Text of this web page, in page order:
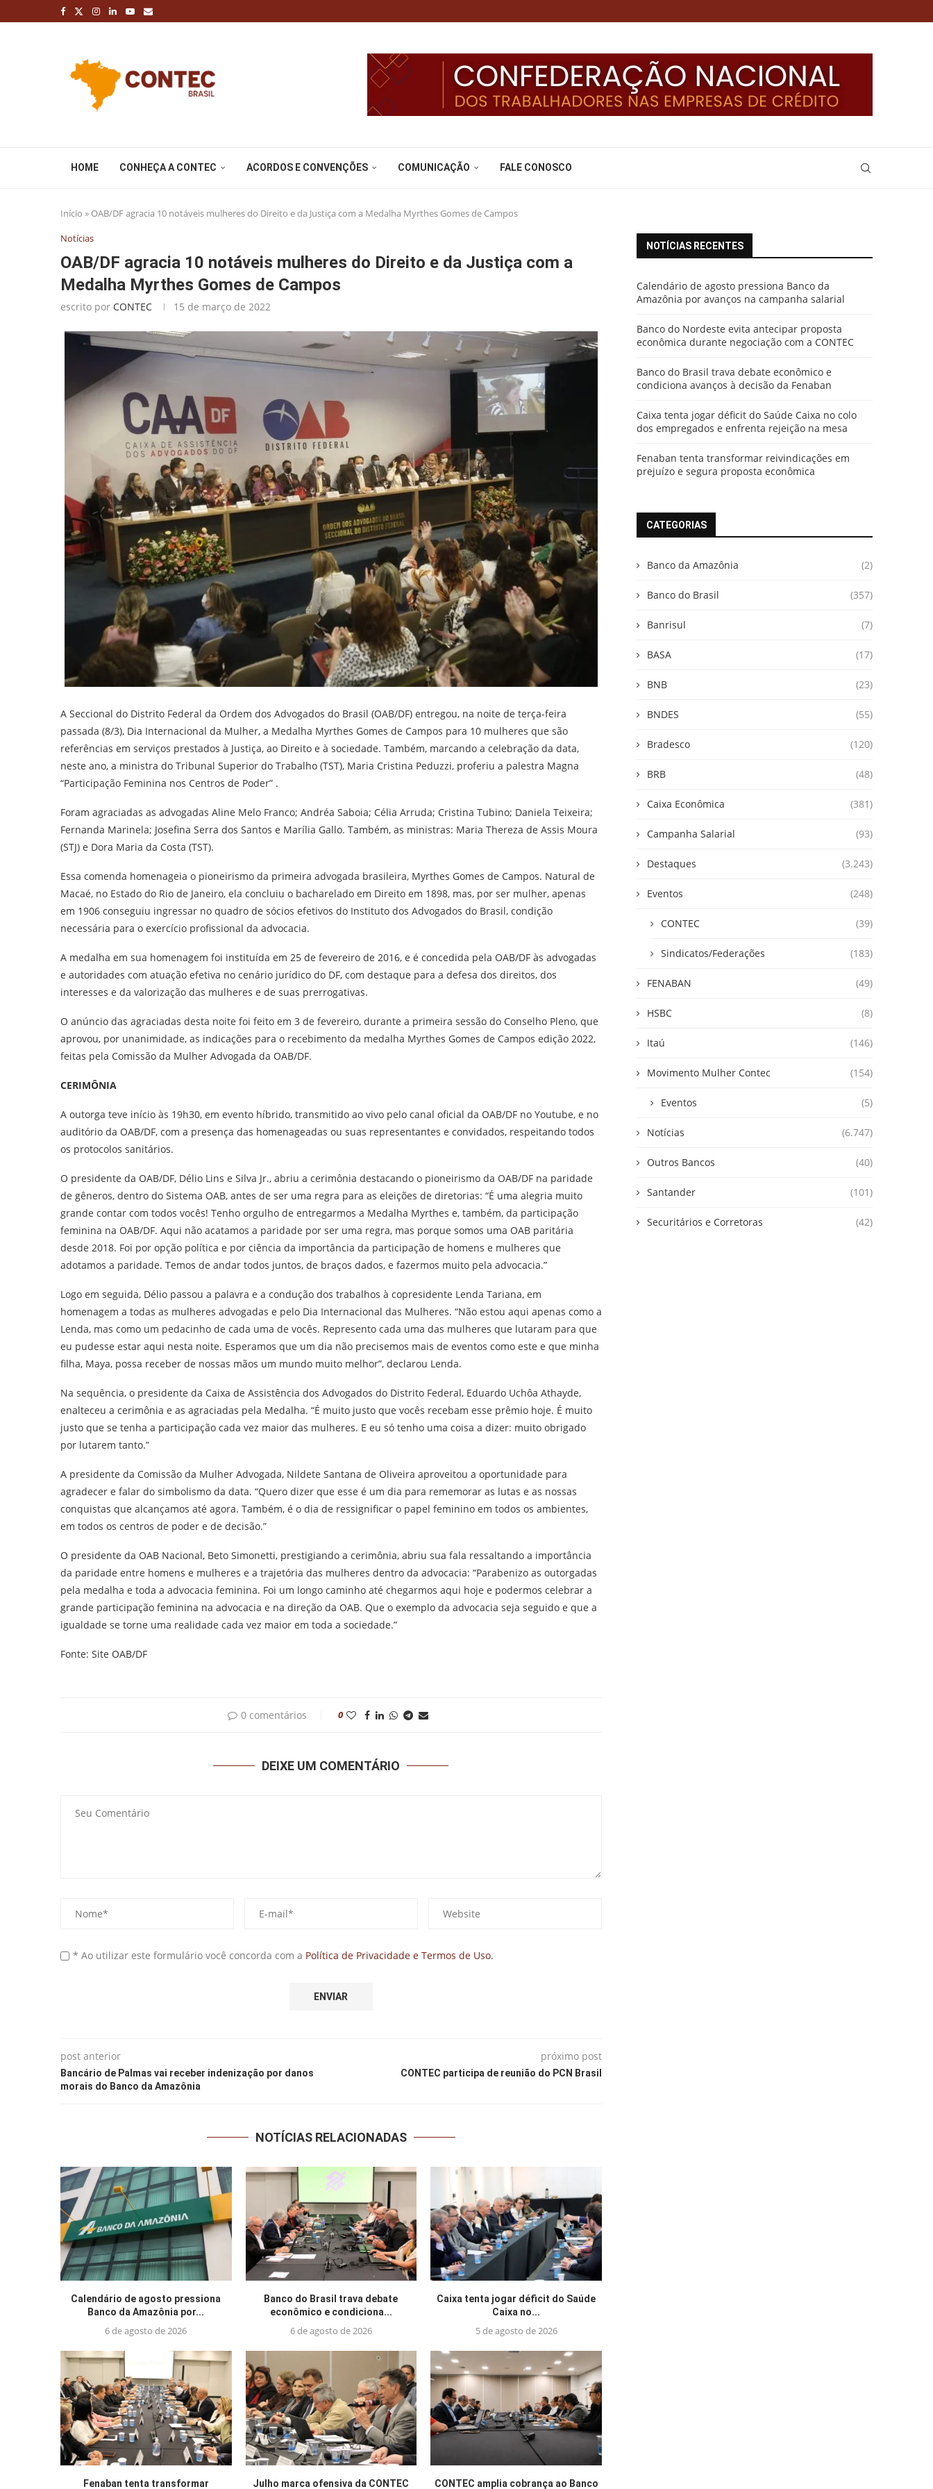
HOME CONHEÇA A CONTEC ACORDOS E CONVENÇÕES COMUNICAÇÃO FALE CONOSCO
Início » OAB/DF agracia 10 notáveis mulheres do Direito e da Justiça com a Medalha Myrthes Gomes de Campos
Notícias
OAB/DF agracia 10 notáveis mulheres do Direito e da Justiça com a
Medalha Myrthes Gomes de Campos
escrito por CONTEC 15 de março de 2022
A Seccional do Distrito Federal da Ordem dos Advogados do Brasil (OAB/DF) entregou, na noite de terça-feira
passada (8/3), Dia Internacional da Mulher, a Medalha Myrthes Gomes de Campos para 10 mulheres que são
referências em serviços prestados à Justiça, ao Direito e à sociedade. Também, marcando a celebração da data,
neste ano, a ministra do Tribunal Superior do Trabalho (TST), Maria Cristina Peduzzi, proferiu a palestra Magna
“Participação Feminina nos Centros de Poder” .
Foram agraciadas as advogadas Aline Melo Franco; Andréa Saboia; Célia Arruda; Cristina Tubino; Daniela Teixeira;
Fernanda Marinela; Josefina Serra dos Santos e Marília Gallo. Também, as ministras: Maria Thereza de Assis Moura
(STJ) e Dora Maria da Costa (TST).
Essa comenda homenageia o pioneirismo da primeira advogada brasileira, Myrthes Gomes de Campos. Natural de
Macaé, no Estado do Rio de Janeiro, ela concluiu o bacharelado em Direito em 1898, mas, por ser mulher, apenas
em 1906 conseguiu ingressar no quadro de sócios efetivos do Instituto dos Advogados do Brasil, condição
necessária para o exercício profissional da advocacia.
A medalha em sua homenagem foi instituída em 25 de fevereiro de 2016, e é concedida pela OAB/DF às advogadas
e autoridades com atuação efetiva no cenário jurídico do DF, com destaque para a defesa dos direitos, dos
interesses e da valorização das mulheres e de suas prerrogativas.
O anúncio das agraciadas desta noite foi feito em 3 de fevereiro, durante a primeira sessão do Conselho Pleno, que
aprovou, por unanimidade, as indicações para o recebimento da medalha Myrthes Gomes de Campos edição 2022,
feitas pela Comissão da Mulher Advogada da OAB/DF.
CERIMÔNIA
A outorga teve início às 19h30, em evento híbrido, transmitido ao vivo pelo canal oficial da OAB/DF no Youtube, e no
auditório da OAB/DF, com a presença das homenageadas ou suas representantes e convidados, respeitando todos
os protocolos sanitários.
O presidente da OAB/DF, Délio Lins e Silva Jr., abriu a cerimônia destacando o pioneirismo da OAB/DF na paridade
de gêneros, dentro do Sistema OAB, antes de ser uma regra para as eleições de diretorias: “É uma alegria muito
grande contar com todos vocês! Tenho orgulho de entregarmos a Medalha Myrthes e, também, da participação
feminina na OAB/DF. Aqui não acatamos a paridade por ser uma regra, mas porque somos uma OAB paritária
desde 2018. Foi por opção política e por ciência da importância da participação de homens e mulheres que
adotamos a paridade. Temos de andar todos juntos, de braços dados, e fazermos muito pela advocacia.”
Logo em seguida, Délio passou a palavra e a condução dos trabalhos à copresidente Lenda Tariana, em
homenagem a todas as mulheres advogadas e pelo Dia Internacional das Mulheres. “Não estou aqui apenas como a
Lenda, mas como um pedacinho de cada uma de vocês. Represento cada uma das mulheres que lutaram para que
eu pudesse estar aqui nesta noite. Esperamos que um dia não precisemos mais de eventos como este e que minha
filha, Maya, possa receber de nossas mãos um mundo muito melhor”, declarou Lenda.
Na sequência, o presidente da Caixa de Assistência dos Advogados do Distrito Federal, Eduardo Uchôa Athayde,
enalteceu a cerimônia e as agraciadas pela Medalha. “É muito justo que vocês recebam esse prêmio hoje. É muito
justo que se tenha a participação cada vez maior das mulheres. E eu só tenho uma coisa a dizer: muito obrigado
por lutarem tanto.”
A presidente da Comissão da Mulher Advogada, Nildete Santana de Oliveira aproveitou a oportunidade para
agradecer e falar do simbolismo da data. “Quero dizer que esse é um dia para rememorar as lutas e as nossas
conquistas que alcançamos até agora. Também, é o dia de ressignificar o papel feminino em todos os ambientes,
em todos os centros de poder e de decisão.”
O presidente da OAB Nacional, Beto Simonetti, prestigiando a cerimônia, abriu sua fala ressaltando a importância
da paridade entre homens e mulheres e a trajetória das mulheres dentro da advocacia: “Parabenizo as outorgadas
pela medalha e toda a advocacia feminina. Foi um longo caminho até chegarmos aqui hoje e podermos celebrar a
grande participação feminina na advocacia e na direção da OAB. Que o exemplo da advocacia seja seguido e que a
igualdade se torne uma realidade cada vez maior em toda a sociedade.”
Fonte: Site OAB/DF
0 comentários 0
DEIXE UM COMENTÁRIO
* Ao utilizar este formulário você concorda com a Política de Privacidade e Termos de Uso.
post anterior
Bancário de Palmas vai receber indenização por danos
morais do Banco da Amazônia
próximo post
CONTEC participa de reunião do PCN Brasil
NOTÍCIAS RELACIONADAS
Calendário de agosto pressiona
Banco da Amazônia por...
6 de agosto de 2026
Banco do Brasil trava debate
econômico e condiciona...
6 de agosto de 2026
Caixa tenta jogar déficit do Saúde
Caixa no...
5 de agosto de 2026
Fenaban tenta transformar Julho marca ofensiva da CONTEC CONTEC amplia cobrança ao Banco
NOTÍCIAS RECENTES
Calendário de agosto pressiona Banco da
Amazônia por avanços na campanha salarial
Banco do Nordeste evita antecipar proposta
econômica durante negociação com a CONTEC
Banco do Brasil trava debate econômico e
condiciona avanços à decisão da Fenaban
Caixa tenta jogar déficit do Saúde Caixa no colo
dos empregados e enfrenta rejeição na mesa
Fenaban tenta transformar reivindicações em
prejuízo e segura proposta econômica
CATEGORIAS
Banco da Amazônia (2)
Banco do Brasil (357)
Banrisul (7)
BASA (17)
BNB (23)
BNDES (55)
Bradesco (120)
BRB (48)
Caixa Econômica (381)
Campanha Salarial (93)
Destaques (3.243)
Eventos (248)
CONTEC (39)
Sindicatos/Federações (183)
FENABAN (49)
HSBC (8)
Itaú (146)
Movimento Mulher Contec (154)
Eventos (5)
Notícias (6.747)
Outros Bancos (40)
Santander (101)
Securitários e Corretoras (42)